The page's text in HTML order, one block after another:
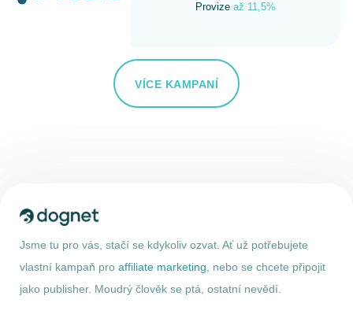
Provize až 11,5%
VÍCE KAMPANÍ
Jsme tu pro vás, stačí se kdykoliv ozvat. Ať už potřebujete
vlastní kampaň pro affiliate marketing , nebo se chcete připojit
jako publisher. Moudrý člověk se ptá, ostatní nevědí.